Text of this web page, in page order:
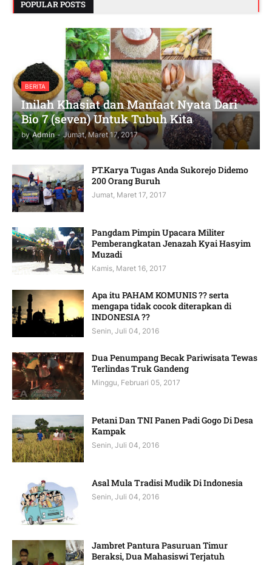
POPULAR POSTS
BERITA
Inilah Khasiat dan Manfaat Nyata Dari
Bio 7 (seven) Untuk Tubuh Kita
by Admin - Jumat, Maret 17, 2017
PT.Karya Tugas Anda Sukorejo Didemo
200 Orang Buruh
Jumat, Maret 17, 2017
Pangdam Pimpin Upacara Militer
Pemberangkatan Jenazah Kyai Hasyim
Muzadi
Kamis, Maret 16, 2017
Apa itu PAHAM KOMUNIS ?? serta
mengapa tidak cocok diterapkan di
INDONESIA ??
Senin, Juli 04, 2016
Dua Penumpang Becak Pariwisata Tewas
Terlindas Truk Gandeng
Minggu, Februari 05, 2017
Petani Dan TNI Panen Padi Gogo Di Desa
Kampak
Senin, Juli 04, 2016
Asal Mula Tradisi Mudik Di Indonesia
Senin, Juli 04, 2016
Jambret Pantura Pasuruan Timur
Beraksi, Dua Mahasiswi Terjatuh